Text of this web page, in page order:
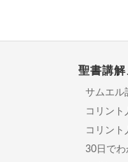
聖書講
サムエル
コリント
コリント
30日でわ